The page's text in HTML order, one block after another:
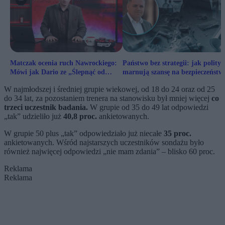
Matczak ocenia ruch Nawrockiego:
Mówi jak Dario ze „Ślepnąć od
Państwo bez strategii: jak
marnują szansę na
W najmłodszej i średniej grupie wiekowej, od 18 do 24 oraz od 25
do 34 lat, za pozostaniem trenera na stanowisku był mniej więcej co
trzeci uczestnik badania. W grupie od 35 do 49 lat odpowiedzi
„tak” udzieliło już 40,8 proc. ankietowanych.
W grupie 50 plus „tak” odpowiedziało już niecałe 35 proc.
ankietowanych. Wśród najstarszych uczestników sondażu było
również najwięcej odpowiedzi „nie mam zdania” – blisko 60 proc.
Reklama
Reklama